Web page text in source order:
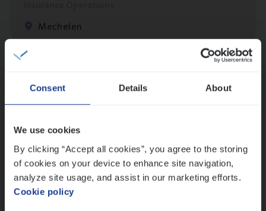
Consent Details About
We use cookies
By clicking “Accept all cookies”, you agree to the storing
of cookies on your device to enhance site navigation,
analyze site usage, and assist in our marketing efforts.
Cookie policy
Mechelen
(Agi­le)IT Pro­ject Manager
Dos­sier­be­heer­der Gewaar­borgd Inkomen
Insurance Operations